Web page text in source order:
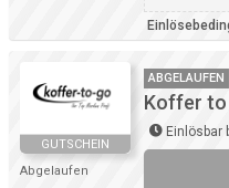
GUTSCHEIN
Abgelaufen
ABGELAUFEN
Koffer to
Einlösbar